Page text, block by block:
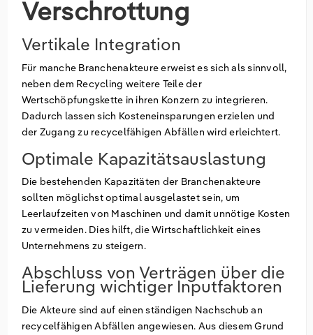
Verschrottung
Vertikale Integration
Für manche Branchenakteure erweist es sich als sinnvoll,
neben dem Recycling weitere Teile der
Wertschöpfungskette in ihren Konzern zu integrieren.
Dadurch lassen sich Kosteneinsparungen erzielen und
der Zugang zu recycelfähigen Abfällen wird erleichtert.
Optimale Kapazitätsauslastung
Die bestehenden Kapazitäten der Branchenakteure
sollten möglichst optimal ausgelastet sein, um
Leerlaufzeiten von Maschinen und damit unnötige Kosten
zu vermeiden. Dies hilft, die Wirtschaftlichkeit eines
Unternehmens zu steigern.
Abschluss von Verträgen über die
Lieferung wichtiger Inputfaktoren
Die Akteure sind auf einen ständigen Nachschub an
recycelfähigen Abfällen angewiesen. Aus diesem Grund